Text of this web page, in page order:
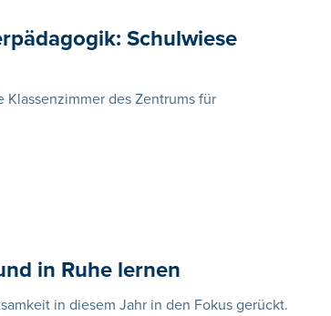
Schulwiese
des Zentrums für
in Ruhe lernen
in diesem Jahr in den Fokus gerückt.